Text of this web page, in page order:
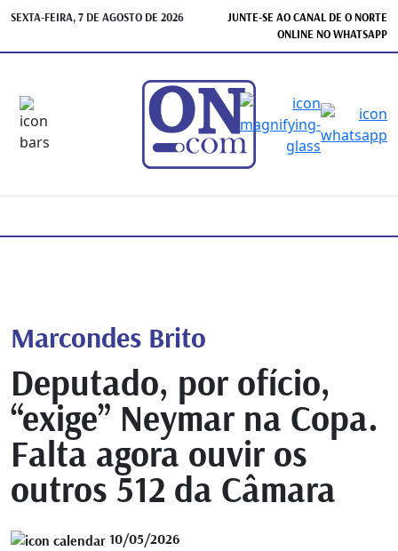
SEXTA-FEIRA, 7 DE AGOSTO DE 2026
JUNTE-SE AO CANAL DE O NORTE
ONLINE NO WHATSAPP
Marcondes Brito
Deputado, por ofício,
“exige” Neymar na Copa.
Falta agora ouvir os
outros 512 da Câmara
10/05/2026